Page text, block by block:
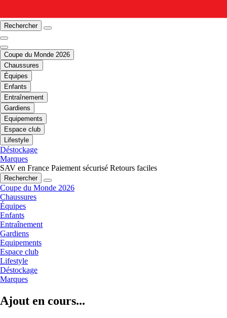
Rechercher
Coupe du Monde 2026
Chaussures
Équipes
Enfants
Entraînement
Gardiens
Equipements
Espace club
Lifestyle
Déstockage
Marques
SAV en France Paiement sécurisé Retours faciles
Rechercher
Coupe du Monde 2026
Chaussures
Équipes
Enfants
Entraînement
Gardiens
Equipements
Espace club
Lifestyle
Déstockage
Marques
Ajout en cours...